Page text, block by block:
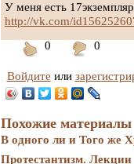
У меня есть
http://vk.com/
0
понравилось
0
Войдите или
Похожие материалы
В одного ли и Того же
Протестантизм. Лекции